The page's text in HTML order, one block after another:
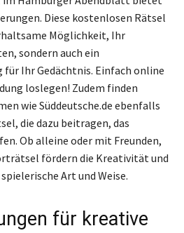
Diese kostenlosen Rätsel
Möglichkeit, Ihr
sondern auch ein
für Ihr Gedächtnis. Einfach online
loslegen! Zudem finden
wie Süddeutsche.de ebenfalls
die dazu beitragen, das
Ob alleine oder mit Freunden,
fördern die Kreativität und
Art und Weise.
für kreative